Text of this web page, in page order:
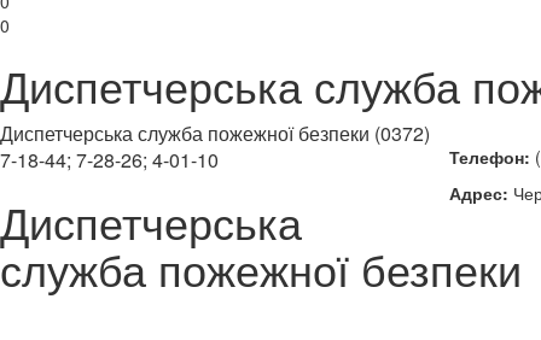
0
Диспетчерська служба
Телефон:
Адрес:
Диспетчерська служба пожежної безпеки (0372)
7-18-44; 7-28-26; 4-01-10
Диспетчерська
служба пожежної безпеки